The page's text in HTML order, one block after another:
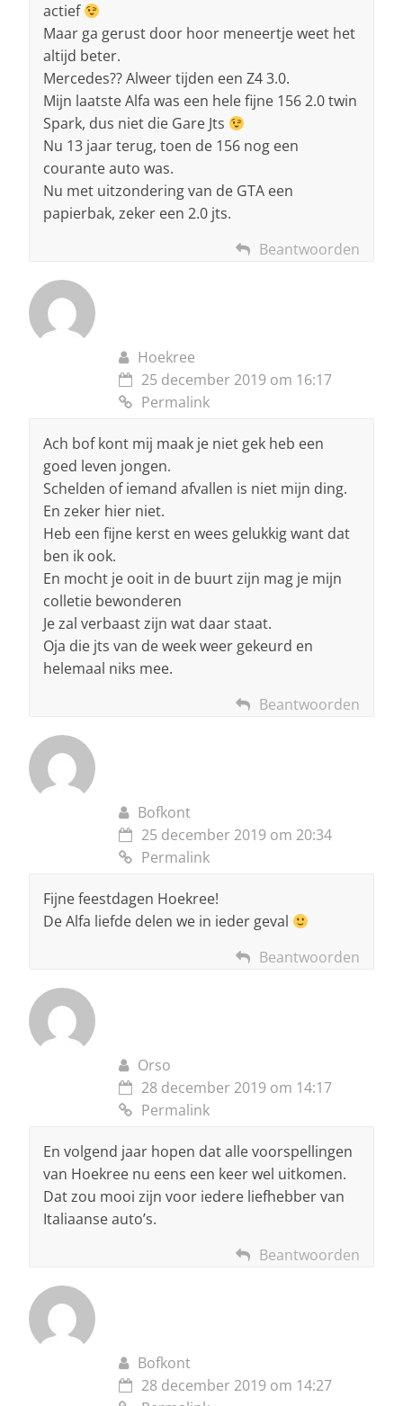
actief
Maar ga gerust door hoor meneertje weet het
altijd beter.
Mercedes?? Alweer tijden een Z4 3.0.
Mijn laatste Alfa was een hele fijne 156 2.0 twin
Spark, dus niet die Gare Jts
Nu 13 jaar terug, toen de 156 nog een
courante auto was.
Nu met uitzondering van de GTA een
papierbak, zeker een 2.0 jts.
Beantwoorden
Hoekree
25 december 2019 om 16:17
Permalink
Ach bof kont mij maak je niet gek heb een
goed leven jongen.
Schelden of iemand afvallen is niet mijn ding.
En zeker hier niet.
Heb een fijne kerst en wees gelukkig want dat
ben ik ook.
En mocht je ooit in de buurt zijn mag je mijn
colletie bewonderen
Je zal verbaast zijn wat daar staat.
Oja die jts van de week weer gekeurd en
helemaal niks mee.
Beantwoorden
Bofkont
25 december 2019 om 20:34
Permalink
Fijne feestdagen Hoekree!
De Alfa liefde delen we in ieder geval
Beantwoorden
Orso
28 december 2019 om 14:17
Permalink
En volgend jaar hopen dat alle voorspellingen
van Hoekree nu eens een keer wel uitkomen.
Dat zou mooi zijn voor iedere liefhebber van
Italiaanse auto’s.
Beantwoorden
Bofkont
28 december 2019 om 14:27